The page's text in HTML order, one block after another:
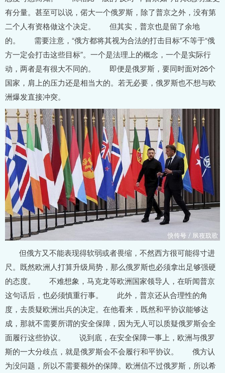
有分量。甚至可以说，偌大一个俄罗斯，除了普京之外，没有第
二个人有资格做这个决定。 但其实，普京也是留了余地
的。 需要注意，“俄方都将其视为合法的打击目标”不等于“俄
方一定会打击这些目标”。一个是法理上的概念，一个是实际行
动，两者是有很大不同的。 即便是俄罗斯，要同时面对26个
国家，肩上的压力还是相当大的。若无必要，俄罗斯也不想与欧
洲爆发直接冲突。
但俄方又不能表现得软弱或者畏缩，不然西方很可能得寸进
尺。既然欧洲人打算升级局势，那么俄罗斯也必须拿出足够强硬
的态度。 不难想象，马克龙等欧洲国家领导人，在听闻普京
这句话后，也必须慎重行事。 此外，普京还从合理性的角
度，去质疑欧洲出兵的决定。在他看来，既然和平协议能够达
成，那就不需要所谓的安全保障，因为无人可以质疑俄罗斯会全
面履行这些协议。 说到底，在安全保障一事上，欧洲与俄罗
斯的一大分歧点，就是俄罗斯会不会履行和平协议。 俄方认
为没问题，所以不需要额外的保障。欧洲信不过俄罗斯，所以希